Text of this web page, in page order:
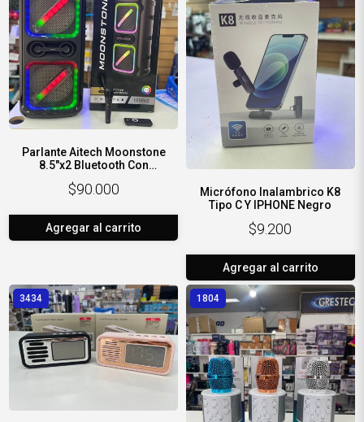
Parlante Aitech Moonstone
8.5"x2 Bluetooth Con
Micrófono Y Luz Led RGB
$90.000
Agregar al carrito
Micrófono Inalambrico K8
Tipo C Y IPHONE Negro
$9.200
Agregar al carrito
3434 1804